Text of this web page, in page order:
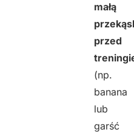
małą
przed
(np.
banana
lub
garść